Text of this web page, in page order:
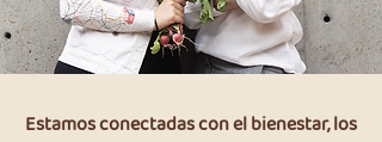
Estamos conectadas con el bienestar, los